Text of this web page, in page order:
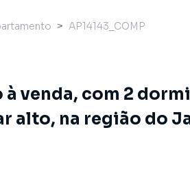
AP14143_COMP
venda, com 2
alto, na região do